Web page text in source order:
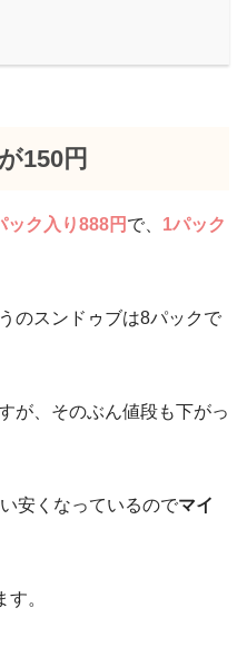
150円
ック入り888円 で、 1パック
のスンドゥブは8パックで
が、そのぶん値段も下がっ
安くなっているのでマイ
。